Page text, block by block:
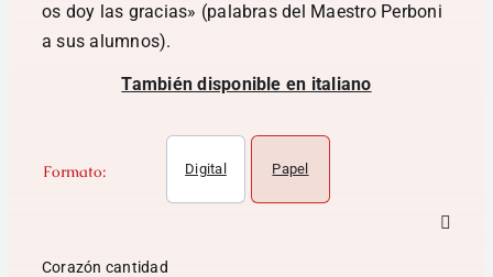
os doy las gracias» (palabras del Maestro Perboni
a sus alumnos).
También disponible en italiano
Formato: Digital Papel
Corazón cantidad